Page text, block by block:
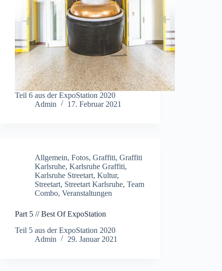
Teil 6 aus der ExpoStation 2020
Admin
17. Februar 2021
Allgemein, Fotos, Graffiti, Graffiti
Karlsruhe, Karlsruhe Graffiti,
Karlsruhe Streetart, Kultur,
Streetart, Streetart Karlsruhe, Team
Combo, Veranstaltungen
Part 5 // Best Of ExpoStation
Teil 5 aus der ExpoStation 2020
Admin
29. Januar 2021